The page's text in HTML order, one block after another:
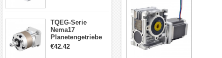
TQEG-Serie
Nema17
Planetengetriebe
10:1 Spiel 15Arc-
€42.42